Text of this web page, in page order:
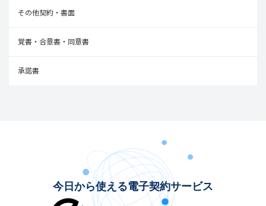
その他契約・書面
覚書・合意書・同意書
承諾書
今日から使える電子契約サービス